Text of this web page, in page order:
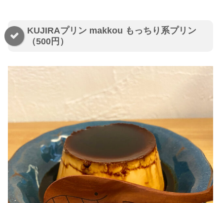
KUJIRAプリン makkou もっちり系プリン
（500円）